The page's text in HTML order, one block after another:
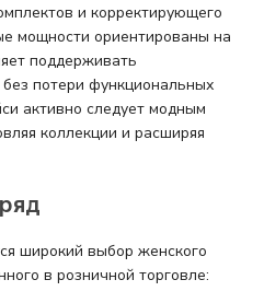
и корректирующего
мощности ориентированы на
поддерживать
потери функциональных
активно следует модным
коллекции и расширяя
широкий выбор женского
в розничной торговле: